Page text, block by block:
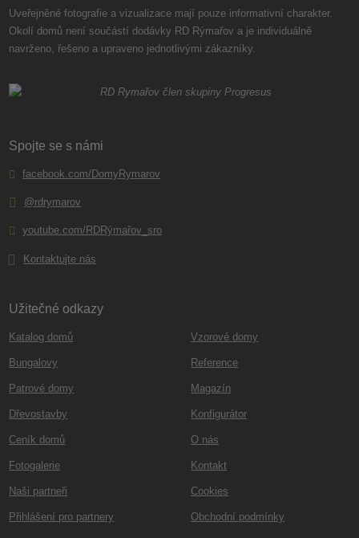
Uveřejněné fotografie a vizualizace mají pouze informativní charakter.
Okolí domů není součástí dodávky RD Rýmařov a je individuálně
navrženo, řešeno a upraveno jednotlivými zákazníky.
Spojte se s námi
facebook.com/DomyRymarov
@rdrymarov
youtube.com/RDRýmařov_sro
Kontaktujte nás
Užitečné odkazy
Katalog domů
Bungalovy
Patrové domy
Dřevostavby
Ceník domů
Fotogalerie
Naši partneři
Přihlášení pro partnery
Vzorové domy
Reference
Magazín
Konfigurátor
O nás
Kontakt
Cookies
Obchodní podmínky